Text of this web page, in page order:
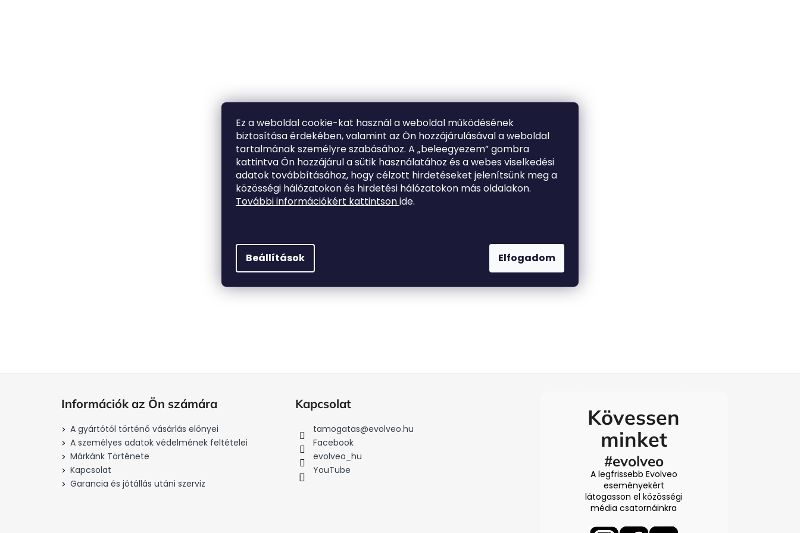
Ez a weboldal cookie-kat használ a weboldal működésének
biztosítása érdekében, valamint az Ön hozzájárulásával a weboldal
tartalmának személyre szabásához. A „beleegyezem” gombra
kattintva Ön hozzájárul a sütik használatához és a webes viselkedési
adatok továbbításához, hogy célzott hirdetéseket jelenítsünk meg a
közösségi hálózatokon és hirdetési hálózatokon más oldalakon.
További információkért kattintsonide.
Beállítások Elfogadom
Információk az Ön számára
A gyártótól történő vásárlás előnyei
A személyes adatok védelmének feltételei
Márkánk Története
Kapcsolat
Garancia és jótállás utáni szerviz
Kapcsolat
tamogatas@evolveo.hu
Facebook
evolveo_hu
YouTube
Kövessen
minket
#evolveo
A legfrissebb Evolveo
eseményekért
látogasson el közösségi
média csatornáinkra